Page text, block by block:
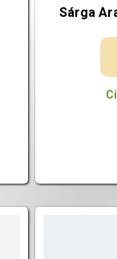
Sárga